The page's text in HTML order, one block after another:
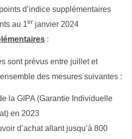
d’indice supplémentaires
au 1er janvier 2024
:
sont prévus entre juillet et
des mesures suivantes :
la GIPA (Garantie Individuelle
en 2023
d’achat allant jusqu’à 800